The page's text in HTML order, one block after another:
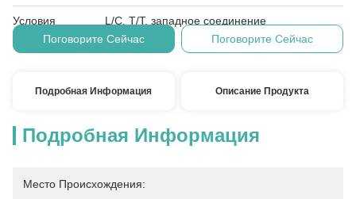
Условия
Оплаты:
L/C, T/T, западное соединение
Поговорите Сейчас
Поговорите Сейчас
Подробная Информация Описание Продукта
Подробная Информация
Место Происхождения: